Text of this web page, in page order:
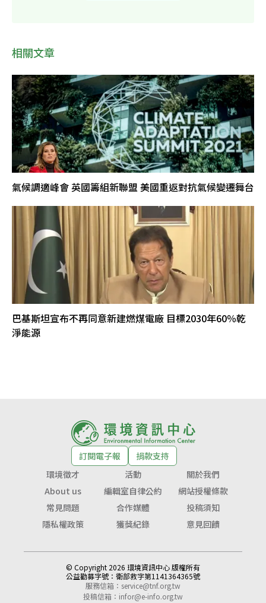
相關文章
氣候調適峰會 英國籌組新聯盟 美國重返對抗氣候變遷舞台
巴基斯坦宣布不再同意新建燃煤電廠 目標2030年60％乾
淨能源
訂閱電子報
捐款支持
環境徵才
活動
關於我們
About us
編輯室自律公約
網站授權條款
常見問題
合作媒體
投稿須知
隱私權政策
獲獎紀錄 意見回饋
© Copyright 2026 環境資訊中心 版權所有
公益勸募字號： 衛部救字第1141364365號
服務信箱： service@tnf.org.tw
投稿信箱： infor@e-info.org.tw